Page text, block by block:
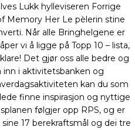
Lukk hylleviseren Forrige
Memory Her Le pèlerin stine
Når alle Bringhelgene er
vi å ligge på Topp 10 – lista,
Det gjør oss alle bedre og
inn i aktivitetsbanken og
kan du som
finne inspirasjon og nyttige
følgjer opp RPS, og er
17 berekraftsmål og dei tre